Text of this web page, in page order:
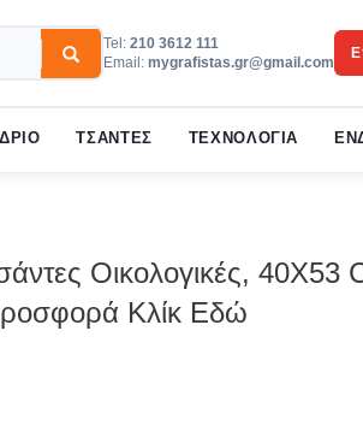
. Thank you!
Tel:210 3612 111
Email:mygrafistas.gr@gmail.com
ΤΣΑΝΤΕΣ ΤΕΧΝΟΛΟΓΙΑ
Οικολογικές,
Κλίκ Εδώ